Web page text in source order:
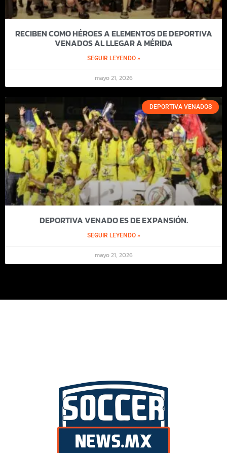
RECIBEN COMO HÉROES A ELEMENTOS DE DEPORTIVA
VENADOS AL LLEGAR A MÉRIDA
SEGUIR LEYENDO »
mayo 21, 2026
DEPORTIVA VENADOS
DEPORTIVA VENADO ES DE EXPANSIÓN.
SEGUIR LEYENDO »
mayo 21, 2026